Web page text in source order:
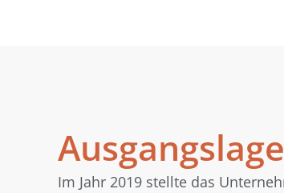
Im Jahr 2019 stellte das